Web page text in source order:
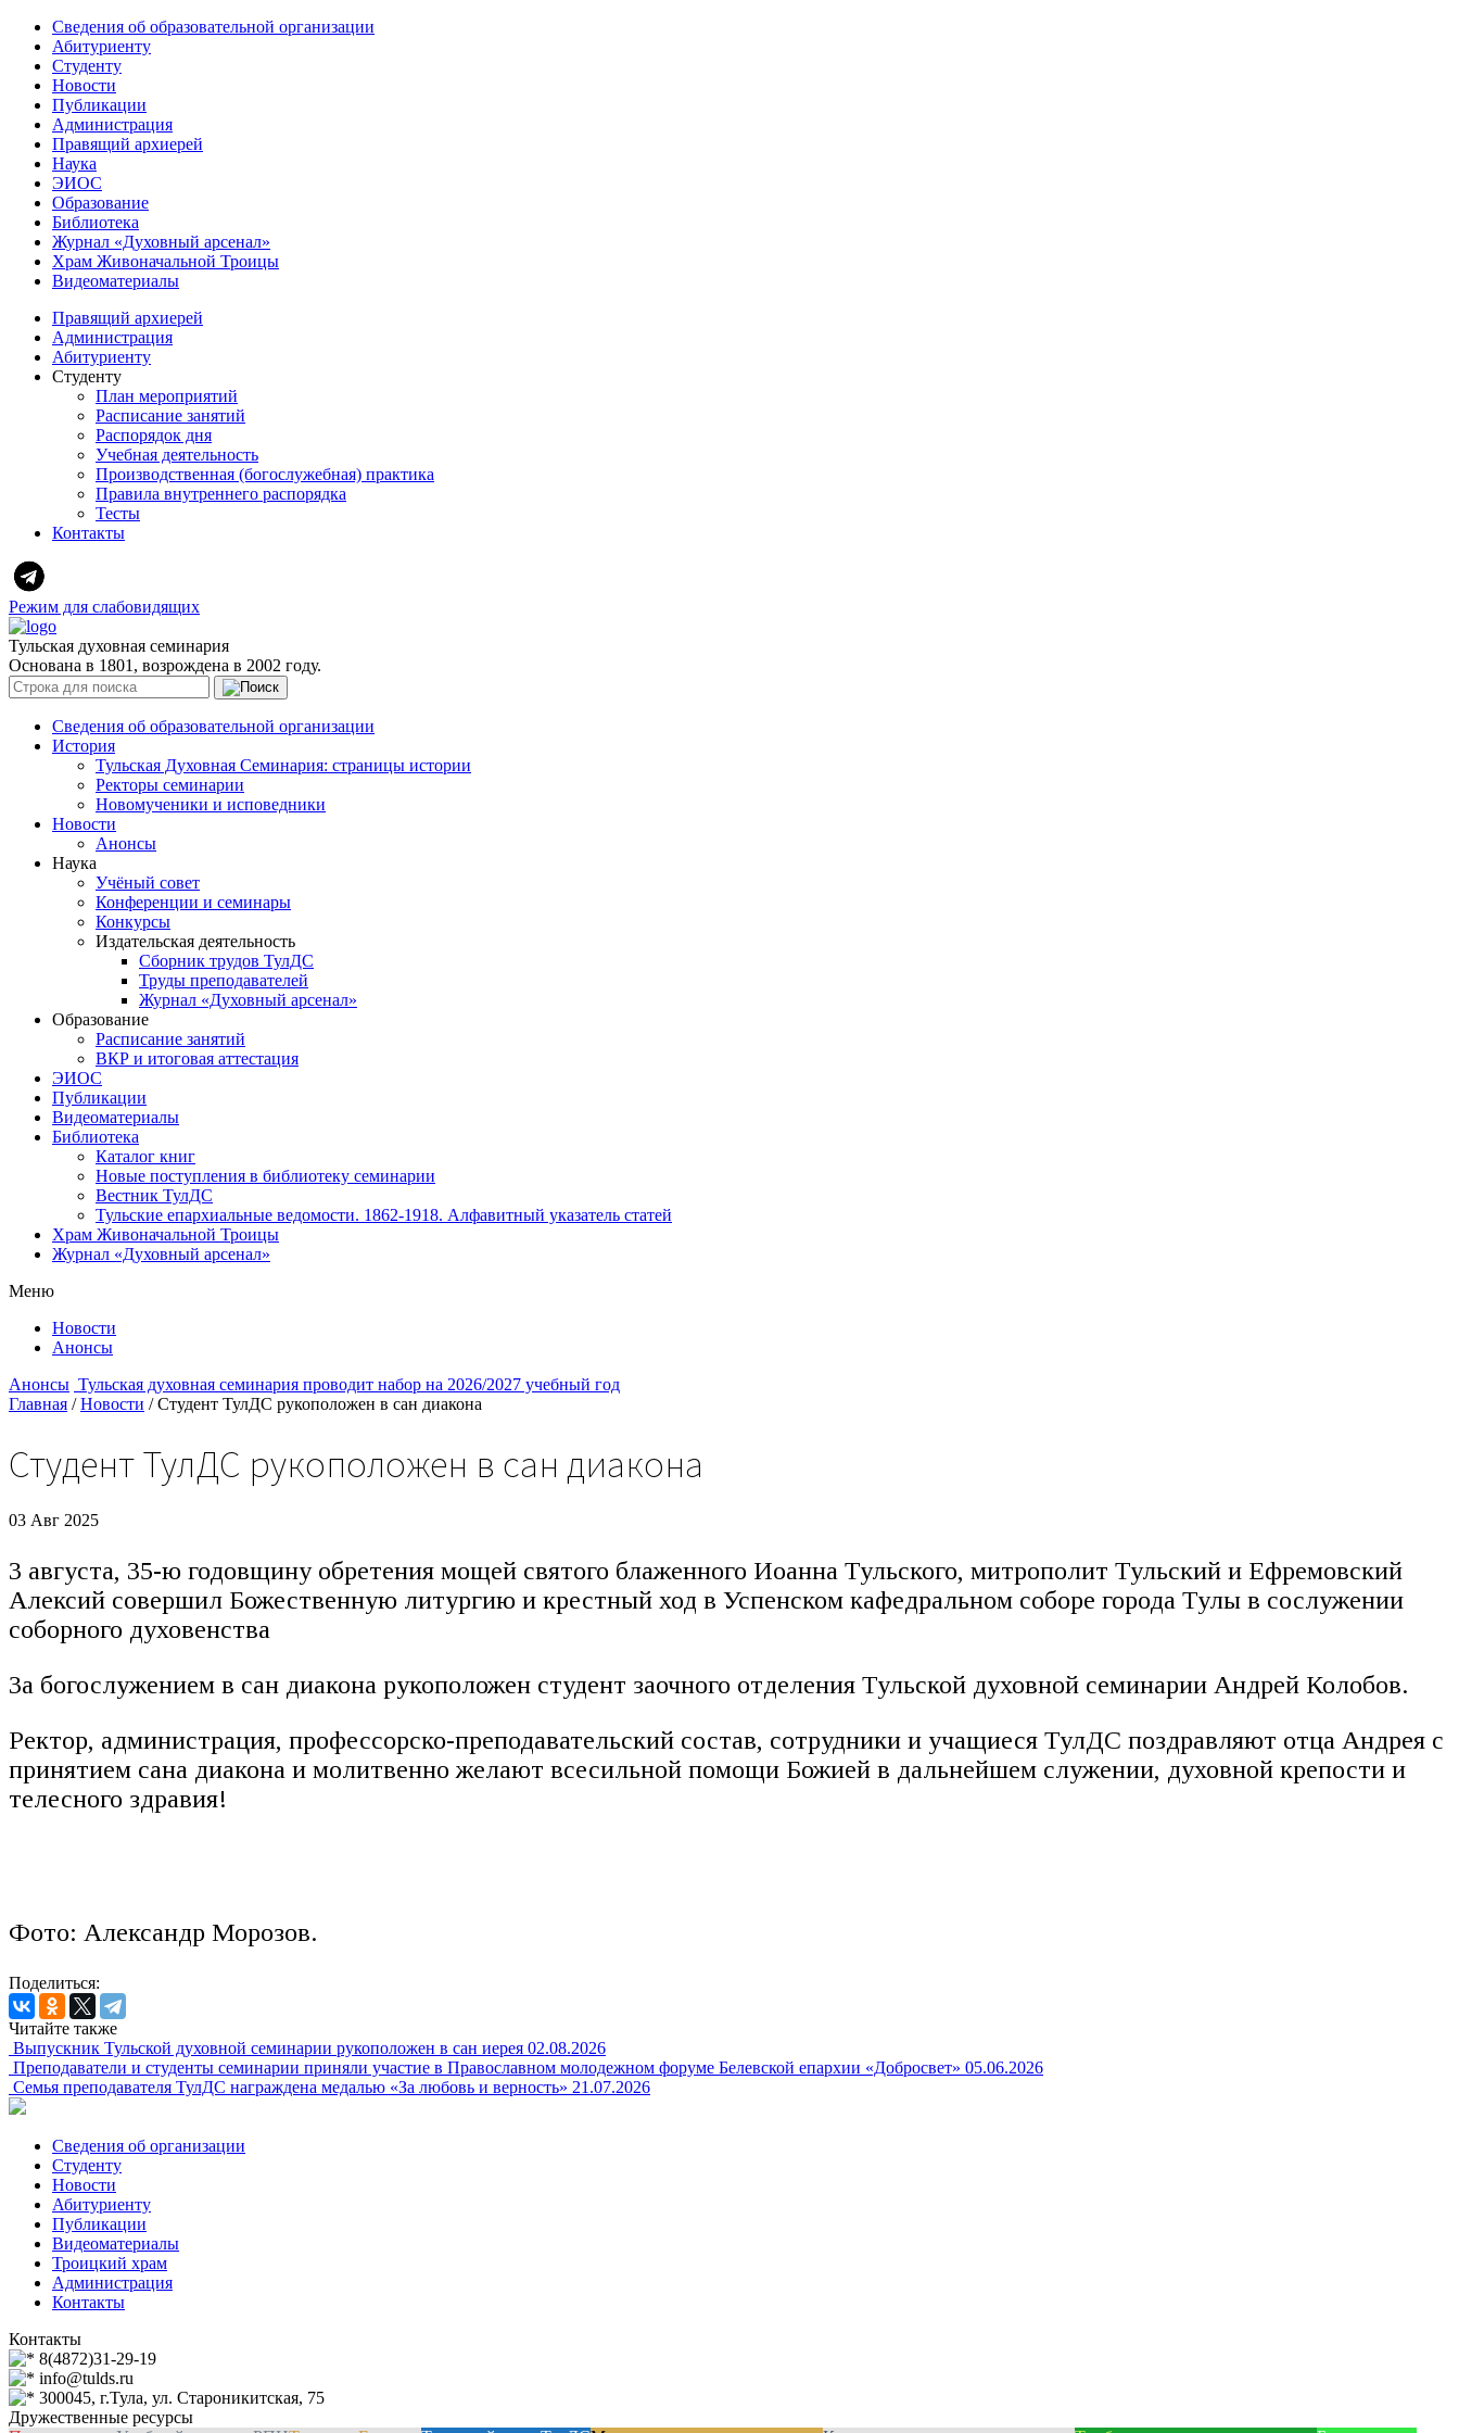
Сведения об образовательной организации
Абитуриенту
Студенту
Новости
Публикации
Администрация
Правящий архиерей
Наука
ЭИОС
Образование
Библиотека
Журнал «Духовный арсенал»
Храм Живоначальной Троицы
Видеоматериалы
Правящий архиерей
Администрация
Абитуриенту
Студенту
План мероприятий
Расписание занятий
Распорядок дня
Учебная деятельность
Производственная (богослужебная) практика
Правила внутреннего распорядка
Тесты
Контакты
Режим для слабовидящих
Тульская духовная семинария
Основана в 1801, возрождена в 2002 году.
Сведения об образовательной организации
История
Тульская Духовная Семинария: страницы истории
Ректоры семинарии
Новомученики и исповедники
Новости
Анонсы
Наука
Учёный совет
Конференции и семинары
Конкурсы
Издательская деятельность
Сборник трудов ТулДС
Труды преподавателей
Журнал «Духовный арсенал»
Образование
Расписание занятий
ВКР и итоговая аттестация
ЭИОС
Публикации
Видеоматериалы
Библиотека
Каталог книг
Новые поступления в библиотеку семинарии
Вестник ТулДС
Тульские епархиальные ведомости. 1862-1918. Алфавитный указатель статей
Храм Живоначальной Троицы
Журнал «Духовный арсенал»
Меню
Новости
Анонсы
Анонсы Тульская духовная семинария проводит набор на 2026/2027 учебный год
Главная / Новости / Студент ТулДС рукоположен в сан диакона
Студент ТулДС рукоположен в сан диакона
03 Авг 2025
3 августа, 35-ю годовщину обретения мощей святого блаженного Иоанна Тульского, митрополит Тульский и Ефремовский
Алексий совершил Божественную литургию и крестный ход в Успенском кафедральном соборе города Тулы в сослужении
соборного духовенства
За богослужением в сан диакона рукоположен студент заочного отделения Тульской духовной семинарии Андрей Колобов.
Ректор, администрация, профессорско-преподавательский состав, сотрудники и учащиеся ТулДС поздравляют отца Андрея с
принятием сана диакона и молитвенно желают всесильной помощи Божией в дальнейшем служении, духовной крепости и
телесного здравия!
Фото: Александр Морозов.
Поделиться:
Читайте также
Выпускник Тульской духовной семинарии рукоположен в сан иерея 02.08.2026
Преподаватели и студенты семинарии приняли участие в Православном молодежном форуме Белевской епархии «Добросвет» 05.06.2026
Семья преподавателя ТулДС награждена медалью «За любовь и верность» 21.07.2026
Сведения об организации
Студенту
Новости
Абитуриенту
Публикации
Видеоматериалы
Троицкий храм
Администрация
Контакты
Контакты
8(4872)31-29-19
info@tulds.ru
300045, г.Тула, ул. Староникитская, 75
Дружественные ресурсы